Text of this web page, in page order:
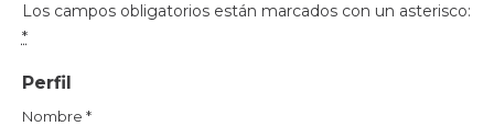
Los campos obligatorios están marcados con un asterisco:
*
Perfil
Nombre *